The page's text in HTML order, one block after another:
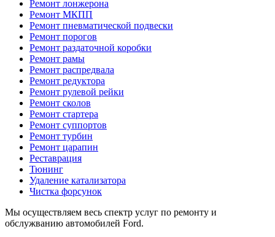
Ремонт лонжерона
Ремонт МКПП
Ремонт пневматической подвески
Ремонт порогов
Ремонт раздаточной коробки
Ремонт рамы
Ремонт распредвала
Ремонт редуктора
Ремонт рулевой рейки
Ремонт сколов
Ремонт стартера
Ремонт суппортов
Ремонт турбин
Ремонт царапин
Реставрация
Тюнинг
Удаление катализатора
Чистка форсунок
Мы осуществляем весь спектр услуг по ремонту и
обслужванию автомобилей Ford.